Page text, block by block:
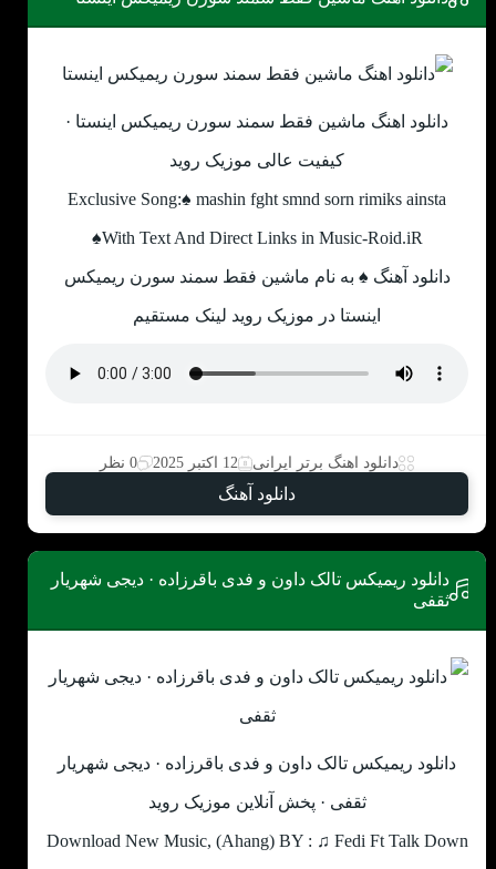
دانلود اهنگ ماشین فقط سمند سورن ریمیکس اینستا ·
کیفیت عالی موزیک روید
Exclusive Song:♠ mashin fght smnd sorn rimiks ainsta
♠With Text And Direct Links in Music-Roid.iR
دانلود آهنگ ♠ به نام ماشین فقط سمند سورن ریمیکس
اینستا در موزیک روید لینک مستقیم
دانلود اهنگ برتر ایرانی 12 اکتبر 2025 0 نظر
دانلود آهنگ
دانلود ریمیکس تالک داون و فدی باقرزاده · دیجی شهریار
ثقفی
دانلود ریمیکس تالک داون و فدی باقرزاده · دیجی شهریار
ثقفی · پخش آنلاین موزیک روید
Download New Music, (Ahang) BY : ♫ Fedi Ft Talk Down